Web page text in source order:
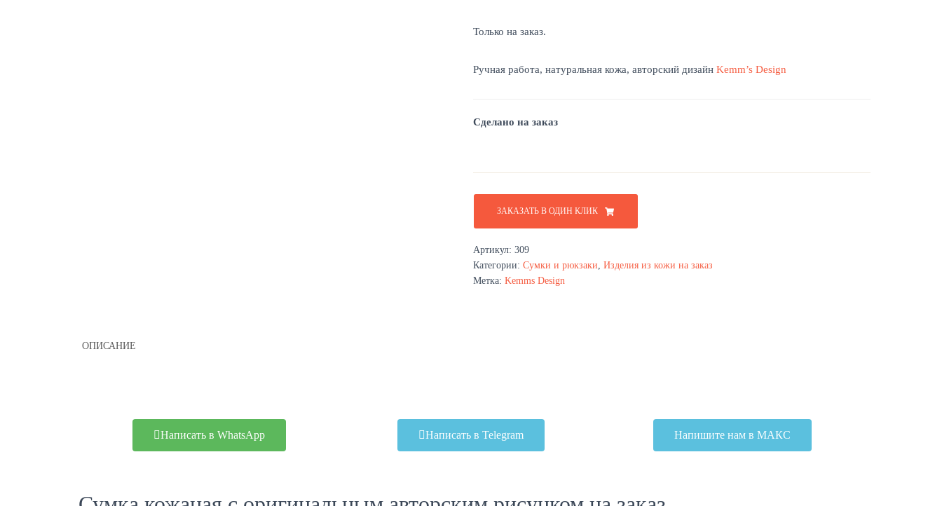
Только на заказ.
Ручная работа, натуральная кожа, авторский дизайн Kemm’s Design
Сделано на заказ
ЗАКАЗАТЬ В ОДИН КЛИК
Артикул: 309
Категории: Сумки и рюкзаки, Изделия из кожи на заказ
Метка: Kemms Design
ОПИСАНИЕ
Написать в WhatsApp Написать в Telegram Напишите нам в МАКС